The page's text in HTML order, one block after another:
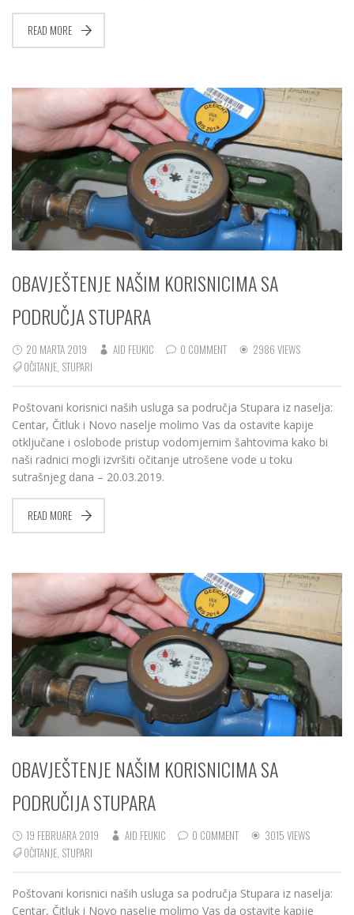
READ MORE
OBAVJEŠTENJE NAŠIM KORISNICIMA SA
PODRUČJA STUPARA
20 MARTA 2019 AID FEUKIC 0 COMMENT
2986 VIEWS
OČITANJE, STUPARI
Poštovani korisnici naših usluga sa područja Stupara iz naselja:
Centar, Čitluk i Novo naselje molimo Vas da ostavite kapije
otključane i oslobode pristup vodomjernim šahtovima kako bi
naši radnici mogli izvršiti očitanje utrošene vode u toku
sutrašnjeg dana – 20.03.2019.
READ MORE
OBAVJEŠTENJE NAŠIM KORISNICIMA SA
PODRUČIJA STUPARA
19 FEBRUARA 2019 AID FEUKIC 0 COMMENT
3015 VIEWS
OČITANJE STUPARI
Poštovani korisnici naših usluga sa područja Stupara iz naselja:
Centar, Čitluk i Novo naselje molimo Vas da ostavite kapije